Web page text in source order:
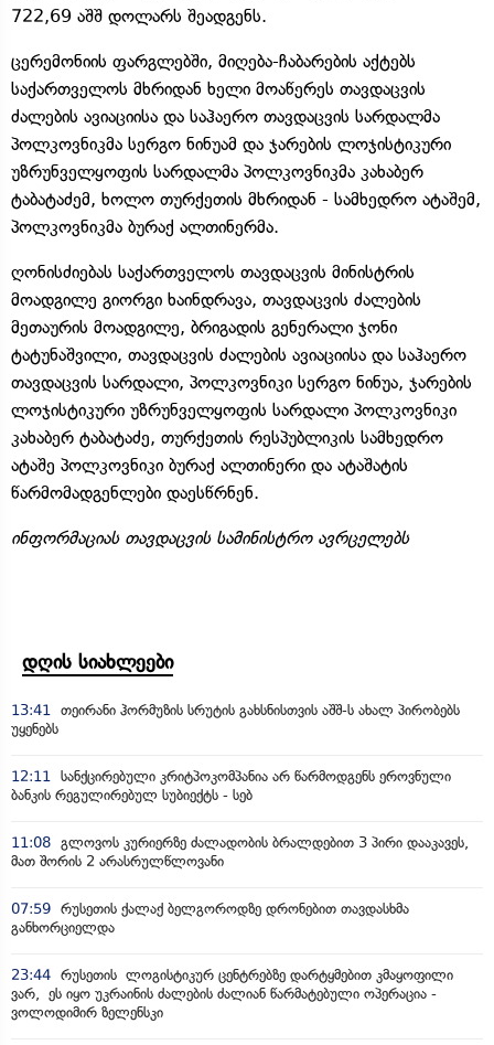
722,69 აშშ დოლარს შეადგენს.
ცერემონიის ფარგლებში, მიღება-ჩაბარების აქტებს
საქართველოს მხრიდან ხელი მოაწერეს თავდაცვის
ძალების ავიაციისა და საჰაერო თავდაცვის სარდალმა
პოლკოვნიკმა სერგო ნინუამ და ჯარების ლოჯისტიკური
უზრუნველყოფის სარდალმა პოლკოვნიკმა კახაბერ
ტაბატაძემ, ხოლო თურქეთის მხრიდან - სამხედრო ატაშემ,
პოლკოვნიკმა ბურაქ ალთინერმა.
ღონისძიებას საქართველოს თავდაცვის მინისტრის
მოადგილე გიორგი ხაინდრავა, თავდაცვის ძალების
მეთაურის მოადგილე, ბრიგადის გენერალი ჯონი
ტატუნაშვილი, თავდაცვის ძალების ავიაციისა და საჰაერო
თავდაცვის სარდალი, პოლკოვნიკი სერგო ნინუა, ჯარების
ლოჯისტიკური უზრუნველყოფის სარდალი პოლკოვნიკი
კახაბერ ტაბატაძე, თურქეთის რესპუბლიკის სამხედრო
ატაშე პოლკოვნიკი ბურაქ ალთინერი და ატაშატის
წარმომადგენლები დაესწრნენ.
ინფორმაციას თავდაცვის სამინისტრო ავრცელებს
დღის სიახლეები
13:41 თეირანი ჰორმუზის სრუტის გახსნისთვის აშშ-ს ახალ პირობებს
უყენებს
12:11 სანქცირებული კრიტპოკომპანია არ წარმოდგენს ეროვნული
ბანკის რეგულირებულ სუბიექტს - სებ
11:08 გლოვოს კურიერზე ძალადობის ბრალდებით 3 პირი დააკავეს,
მათ შორის 2 არასრულწლოვანი
07:59 რუსეთის ქალაქ ბელგოროდზე დრონებით თავდასხმა
განხორციელდა
23:44 რუსეთის ლოგისტიკურ ცენტრებზე დარტყმებით კმაყოფილი
ვარ, ეს იყო უკრაინის ძალების ძალიან წარმატებული ოპერაცია -
ვოლოდიმირ ზელენსკი